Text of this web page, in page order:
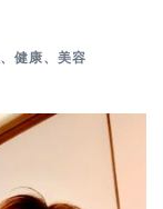
、 健康、 美容